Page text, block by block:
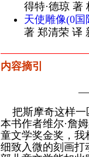
得特·德琼 著
天使雕像(0国
著 郑清荣 译
内容摘引
把斯摩奇这样一
本书作者维尔·詹
童文学奖金奖，我
细致入微的刻画打